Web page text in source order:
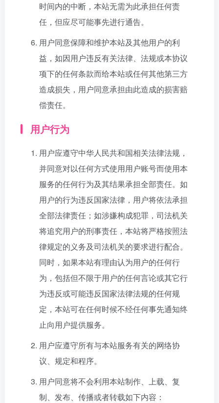
时间内的中断，本站无需为此承担任何责
任，但应尽可能事先进行通告。
用户同意保障和维护本站及其他用户的利
益，如因用户违反有关法律、法规或本协议
项下的任何条款而给本站或任何其他第三方
造成损失，用户同意承担由此造成的损害赔
偿责任。
用户行为
用户应遵守中华人民共和国相关法律法规，
并同意对以任何方式使用用户账号而使用本
服务的任何行为及其结果承担全部责任。如
用户的行为违反国家法律，用户将依法承担
全部法律责任；如涉嫌构成犯罪，司法机关
将追究用户的刑事责任，本站将严格按照法
律规定的义务及司法机关的要求进行配合。
同时，如果本站有理由认为用户的任何行
为，包括但不限于用户的任何言论或其它行
为违反或可能违反国家法律法规的任何规
定，本站可在任何时候不经任何事先通知终
止向用户提供服务。
用户应遵守所有与本站服务有关的网络协
议、规定和程序。
用户同意将不会利用本站制作、上载、复
制、发布、传播或者转载如下内容：